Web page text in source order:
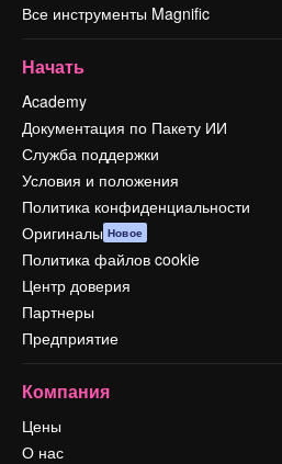
Все инструменты Magnific
Начать
Academy
Документация по Пакету ИИ
Служба поддержки
Условия и положения
Политика конфиденциальности
Оригиналы Новое
Политика файлов cookie
Центр доверия
Партнеры
Предприятие
Компания
Цены
О нас